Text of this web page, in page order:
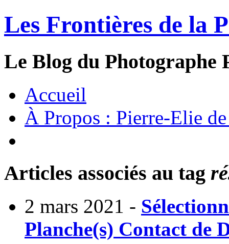
Les Frontières de la
Le Blog du Photographe
Accueil
À Propos : Pierre-Elie
Articles associés au tag
2 mars 2021 -
Planche(s) Contact de